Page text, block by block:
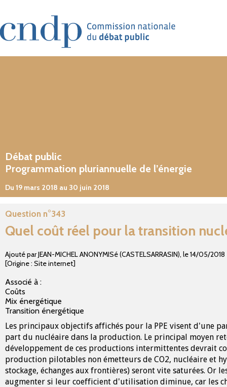
Débat public
Programmation pluriannuelle de l’énergie
Du 19 mars 2018 au 30 juin 2018
Question n°343
Quel coût réel pour la transition
Ajouté par JEAN-MICHEL ANONYMISé (CASTELSARRASIN), le14/05/2018
[Origine : Site internet]
Associé à :
Coûts
Mix énergétique
Transition énergétique
Les principaux objectifs affichés pour la PPE visent d'une
part du nucléaire dans la production. Le principal moyen
développement de ces productions intermittentes devrait
production pilotables non émetteurs de CO2, nucléaire et
stockage, échanges aux frontières) seront vite saturées. Or
augmenter si leur coefficient d'utilisation diminue, car les